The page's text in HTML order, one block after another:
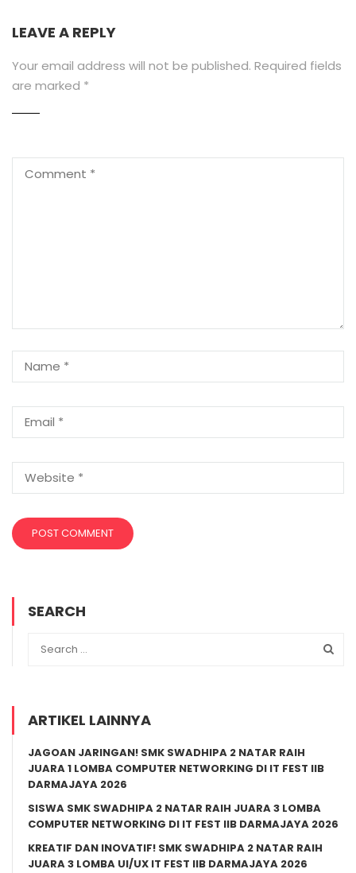
LEAVE A REPLY
Your email address will not be published. Required fields
are marked *
SEARCH
ARTIKEL LAINNYA
JAGOAN JARINGAN! SMK SWADHIPA 2 NATAR RAIH
JUARA 1 LOMBA COMPUTER NETWORKING DI IT FEST IIB
DARMAJAYA 2026
SISWA SMK SWADHIPA 2 NATAR RAIH JUARA 3 LOMBA
COMPUTER NETWORKING DI IT FEST IIB DARMAJAYA 2026
KREATIF DAN INOVATIF! SMK SWADHIPA 2 NATAR RAIH
JUARA 3 LOMBA UI/UX IT FEST IIB DARMAJAYA 2026